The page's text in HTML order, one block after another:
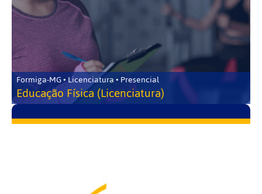
Formiga-MG • Licenciatura • Presencial
Educação Física (Licenciatura)